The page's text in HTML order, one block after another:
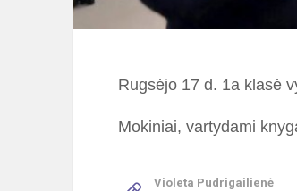
Rugsėjo 17 d. 1a klasė
Mokiniai, vartydami
Violeta Pudrigailienė